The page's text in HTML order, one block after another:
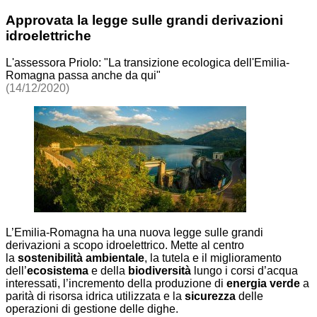
Approvata la legge sulle grandi derivazioni
idroelettriche
L'assessora Priolo: "La transizione ecologica dell'Emilia-
Romagna passa anche da qui"
(14/12/2020)
L’Emilia-Romagna ha una nuova legge sulle grandi
derivazioni a scopo idroelettrico. Mette al centro
la sostenibilità ambientale, la tutela e il miglioramento
dell’ecosistema e della biodiversità lungo i corsi d’acqua
interessati, l’incremento della produzione di energia verde a
parità di risorsa idrica utilizzata e la sicurezza delle
operazioni di gestione delle dighe.